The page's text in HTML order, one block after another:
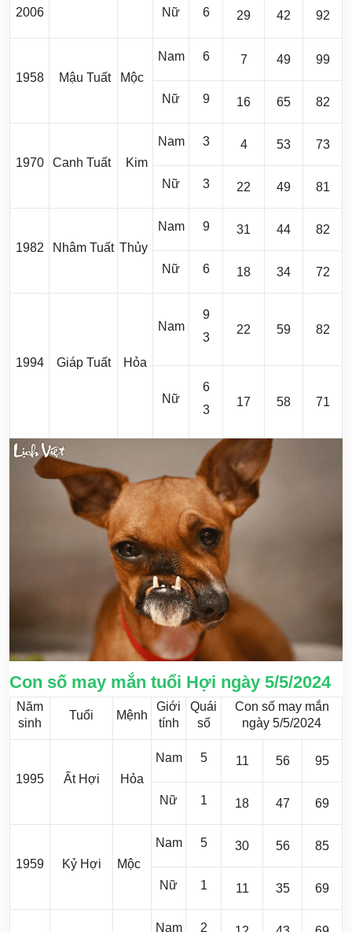
2006 Nữ 6 29 42 92
1958 Mậu Tuất Mộc
Nam 6 7 49 99
Nữ 9 16 65 82
1970 Canh Tuất Kim
Nam 3 4 53 73
Nữ 3 22 49 81
1982 Nhâm Tuất Thủy
Nam 9 31 44 82
Nữ 6 18 34 72
1994 Giáp Tuất Hỏa
Nam
9
3
22 59 82
Nữ
6
3
17 58 71
Con số may mắn tuổi Hợi ngày 5/5/2024
Năm
sinh
Tuổi Mệnh
Giới
tính
Quái
số
Con số may mắn
ngày 5/5/2024
1995 Ất Hợi Hỏa
Nam 5 11 56 95
Nữ 1 18 47 69
1959 Kỷ Hợi Mộc
Nam 5 30 56 85
Nữ 1 11 35 69
Nam 2